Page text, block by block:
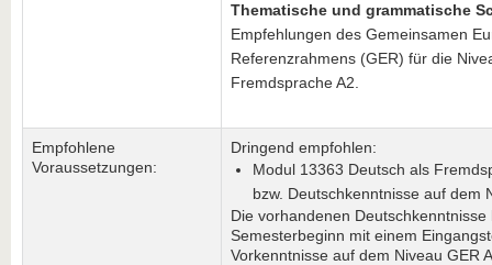
Thematische und grammatische
Empfehlungen des Gemeinsamen
Referenzrahmens (GER) für die
Fremdsprache A2.
Empfohlene
Voraussetzungen:
Dringend empfohlen:
Modul 13363 Deutsch als
bzw. Deutschkenntnisse auf dem
Die vorhandenen Deutschkenntnisse
Semesterbeginn mit einem
Vorkenntnisse auf dem Niveau GER